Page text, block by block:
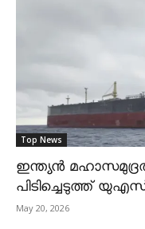
Top News
ഇന്ത്യൻ
പിടിച്ചെടുത്ത്
May 20, 2026